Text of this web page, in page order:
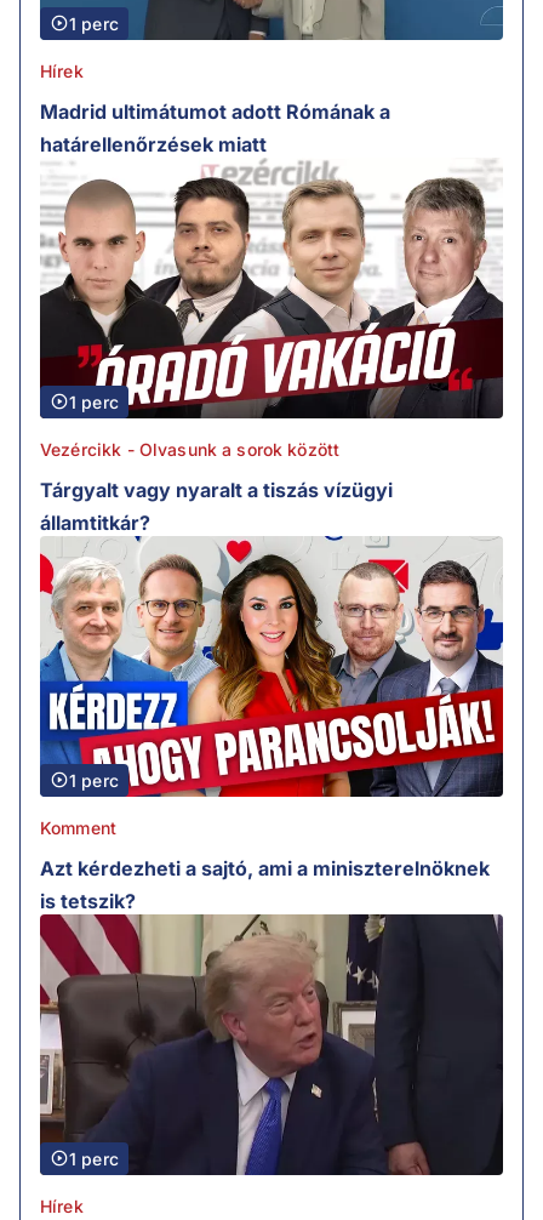
1 perc
Hírek
Madrid ultimátumot adott Rómának a
határellenőrzések miatt
1 perc
Vezércikk - Olvasunk a sorok között
Tárgyalt vagy nyaralt a tiszás vízügyi
államtitkár?
1 perc
Komment
Azt kérdezheti a sajtó, ami a miniszterelnöknek
is tetszik?
1 perc
Hírek